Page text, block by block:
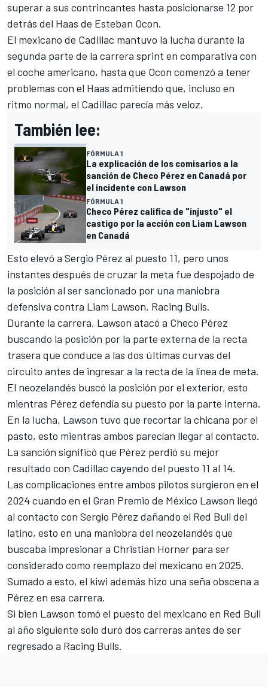
superar a sus contrincantes hasta posicionarse 12 por
detrás del Haas de Esteban Ocon.
El mexicano de Cadillac mantuvo la lucha durante la
segunda parte de la carrera sprint en comparativa con
el coche americano, hasta que Ocon comenzó a tener
problemas con el Haas admitiendo que, incluso en
ritmo normal, el Cadillac parecía más veloz.
También lee:
FÓRMULA 1
La explicación de los comisarios a la
sanción de Checo Pérez en Canadá por
el incidente con Lawson
FÓRMULA 1
Checo Pérez califica de "injusto" el
castigo por la acción con Liam Lawson
en Canadá
Esto elevó a Sergio Pérez al puesto 11, pero unos
instantes después de cruzar la meta fue despojado de
la posición al ser sancionado por una maniobra
defensiva contra Liam Lawson, Racing Bulls.
Durante la carrera, Lawson atacó a Checo Pérez
buscando la posición por la parte externa de la recta
trasera que conduce a las dos últimas curvas del
circuito antes de ingresar a la recta de la línea de meta.
El neozelandés buscó la posición por el exterior, esto
mientras Pérez defendía su puesto por la parte interna.
En la lucha, Lawson tuvo que recortar la chicana por el
pasto, esto mientras ambos parecían llegar al contacto.
La sanción significó que Pérez perdió su mejor
resultado con Cadillac cayendo del puesto 11 al 14.
Las complicaciones entre ambos pilotos surgieron en el
2024 cuando en el Gran Premio de México Lawson llegó
al contacto con Sergio Pérez dañando el Red Bull del
latino, esto en una maniobra del neozelandés que
buscaba impresionar a Christian Horner para ser
considerado como reemplazo del mexicano en 2025.
Sumado a esto, el kiwi además hizo una seña obscena a
Pérez en esa carrera.
Si bien Lawson tomó el puesto del mexicano en Red Bull
al año siguiente solo duró dos carreras antes de ser
regresado a Racing Bulls.